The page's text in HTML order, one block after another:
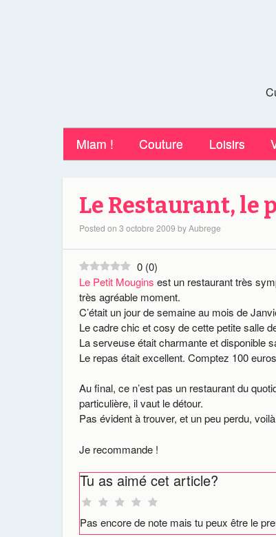
Miam ! Couture Loisirs
Le Restaurant, le
Posted on 3 octobre 2009 byAubrege
0 (0)
Le Petit Mougins est un restaurant très
très agréable moment.
C’était un jour de semaine au mois de
Le cadre chic et cosy de cette petite salle
La serveuse était charmante et disponible
Le repas était excellent. Comptez 100
Au final, ce n’est pas un restaurant du
particulière, il vaut le détour.
Pas évident à trouver, et un peu perdu,
Je recommande !
Tu as aimé cet article?
Pas encore de note mais tu peux être le